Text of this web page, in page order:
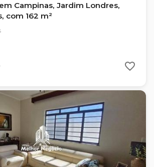
Campinas, Jardim Londres,
com 162 m²